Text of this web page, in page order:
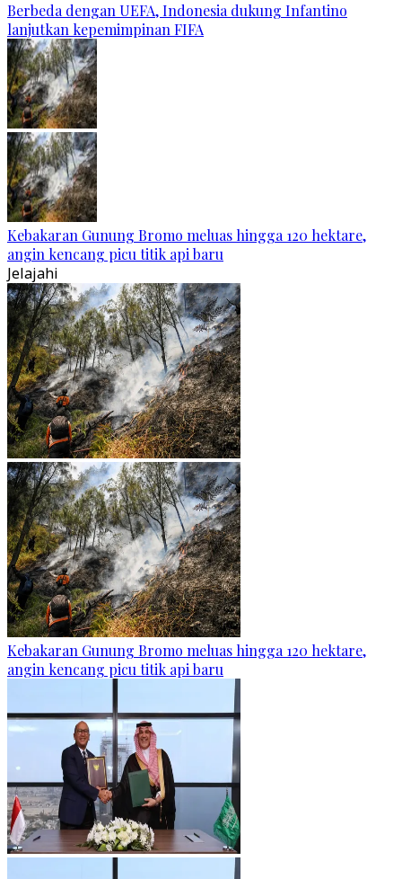
Berbeda dengan UEFA, Indonesia dukung Infantino
lanjutkan kepemimpinan FIFA
Kebakaran Gunung Bromo meluas hingga 120 hektare,
angin kencang picu titik api baru
Jelajahi
Kebakaran Gunung Bromo meluas hingga 120 hektare,
angin kencang picu titik api baru